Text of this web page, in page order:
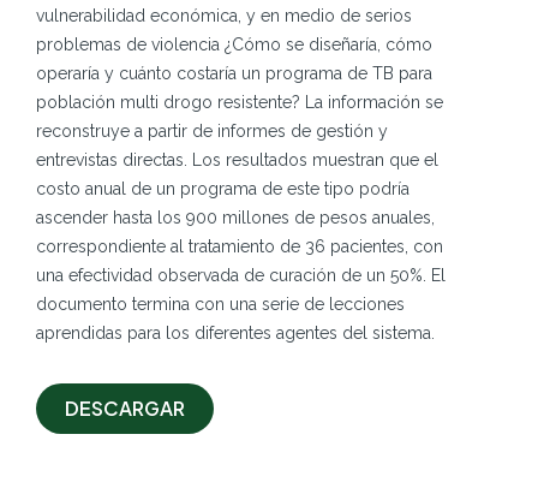
vulnerabilidad económica, y en medio de serios
problemas de violencia ¿Cómo se diseñaría, cómo
operaría y cuánto costaría un programa de TB para
población multi drogo resistente? La información se
reconstruye a partir de informes de gestión y
entrevistas directas. Los resultados muestran que el
costo anual de un programa de este tipo podría
ascender hasta los 900 millones de pesos anuales,
correspondiente al tratamiento de 36 pacientes, con
una efectividad observada de curación de un 50%. El
documento termina con una serie de lecciones
aprendidas para los diferentes agentes del sistema.
DESCARGAR